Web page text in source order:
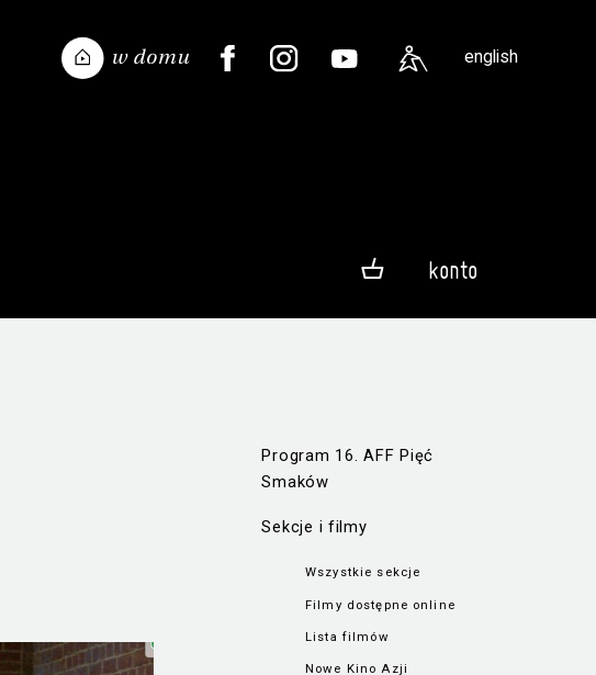
english
konto
Program 16. AFF Pięć
Smaków
Sekcje i filmy
Wszystkie sekcje
Filmy dostępne online
Lista filmów
Nowe Kino Azji